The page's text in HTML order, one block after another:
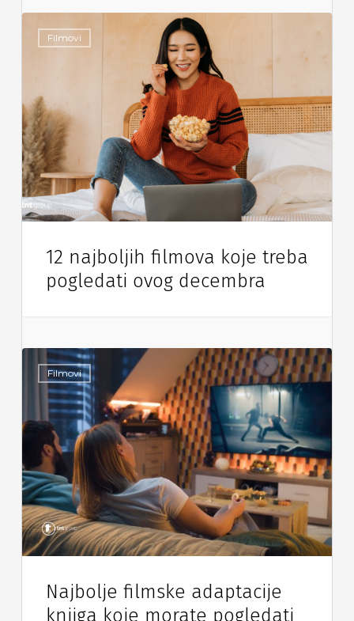
Filmovi
12 najboljih filmova koje treba
pogledati ovog decembra
Filmovi
Najbolje filmske adaptacije
knjiga koje morate pogledati